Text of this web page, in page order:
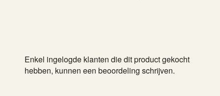
Enkel ingelogde klanten die dit product gekocht
hebben, kunnen een beoordeling schrijven.